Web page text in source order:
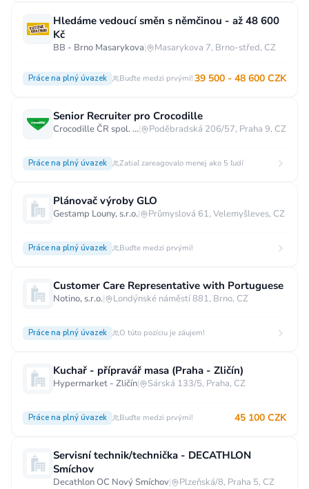
Hledáme vedoucí směn s němčinou - až 48 600
Kč
BB - Brno Masarykova| Masarykova 7, Brno-střed, CZ
Práce na plný úvazek Buďte medzi prvými! 39 500 - 48 600 CZK
Senior Recruiter pro Crocodille
Crocodille ČR spol. s.r.o.| Poděbradská 206/57, Praha 9, CZ
Práce na plný úvazek Zatiaľ zareagovalo menej ako 5 ľudí
Plánovač výroby GLO
Gestamp Louny, s.r.o.| Průmyslová 61, Velemyšleves, CZ
Práce na plný úvazek Buďte medzi prvými!
Customer Care Representative with Portuguese
Notino, s.r.o.| Londýnské náměstí 881, Brno, CZ
Práce na plný úvazek O túto pozíciu je záujem!
Kuchař - přípravář masa (Praha - Zličín)
Hypermarket - Zličín| Sárská 133/5, Praha, CZ
Práce na plný úvazek Buďte medzi prvými! 45 100 CZK
Servisní technik/technička - DECATHLON
Smíchov
Decathlon OC Nový Smíchov| Plzeňská/8, Praha 5, CZ